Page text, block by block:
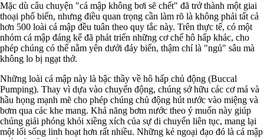
Mặc dù câu chuyện "cá mập không bơi sẽ chết" đã trở thành một giai
thoại phổ biến, nhưng điều quan trọng cần làm rõ là không phải tất cả
hơn 500 loài cá mập đều tuân theo quy tắc này. Trên thực tế, có một
nhóm cá mập đáng kể đã phát triển những cơ chế hô hấp khác, cho
phép chúng có thể nằm yên dưới đáy biển, thậm chí là "ngủ" sâu mà
không lo bị ngạt thở.
Những loài cá mập này là bậc thầy về hô hấp chủ động (Buccal
Pumping). Thay vì dựa vào chuyển động, chúng sở hữu các cơ má và
hầu họng mạnh mẽ cho phép chúng chủ động hút nước vào miệng và
bơm qua các khe mang. Khả năng bơm nước theo ý muốn này giúp
chúng giải phóng khỏi xiềng xích của sự di chuyển liên tục, mang lại
một lối sống linh hoạt hơn rất nhiều. Những kẻ ngoại đạo đó là cá mập